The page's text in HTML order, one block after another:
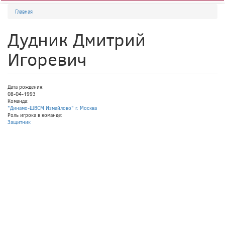
Главная
Дудник Дмитрий
Игоревич
Дата рождения:
08-04-1993
Команда:
"Динамо-ШВСМ Измайлово" г. Москва
Роль игрока в команде:
Защитник